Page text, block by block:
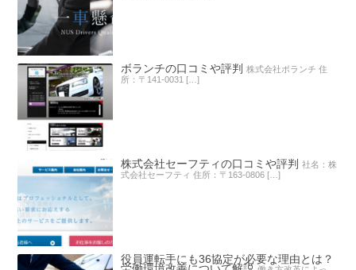
ボランチの口コミや評判 株式会社ボランチ 住
所：〒141-0031 […]
株式会社セーフティの口コミや評判 社名：株
式会社セーフティ 住所：〒163-0806 […]
役員運転手にも36協定が必要な理由とは？